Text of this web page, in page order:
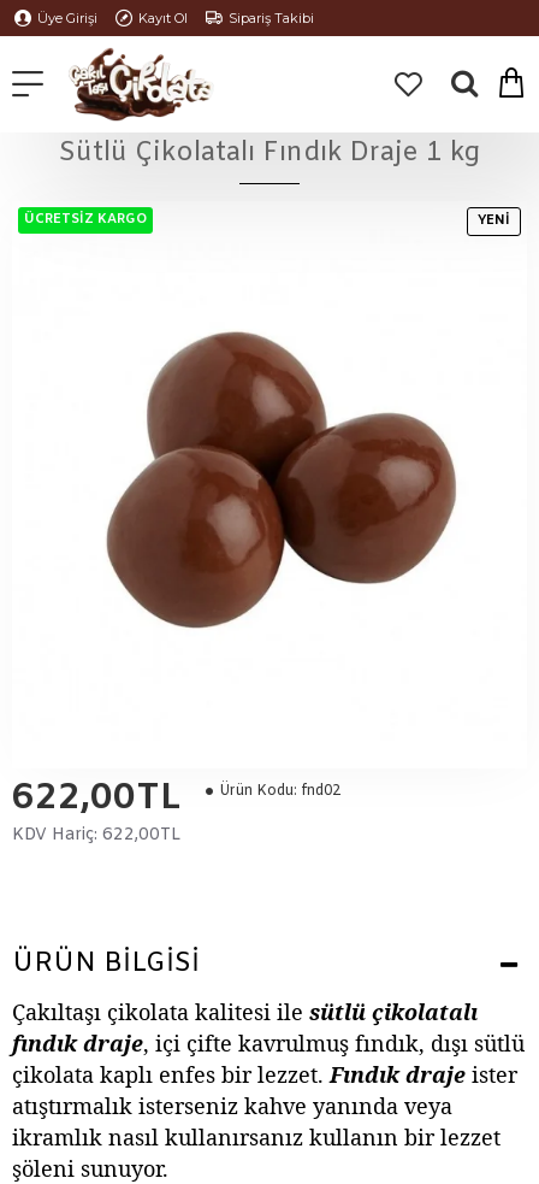
Üye Girişi Kayıt Ol Sipariş Takibi
Sütlü Çikolatalı Fındık Draje 1 kg
YENI
ÜCRETSIZ KARGO
622,00TL
KDV Hariç: 622,00TL
Ürün Kodu: fnd02
ÜRÜN BILGISI
Çakıltaşı çikolata kalitesi ile sütlü çikolatalı
fındık draje, içi çifte kavrulmuş fındık, dışı sütlü
çikolata kaplı enfes bir lezzet. Fındık draje ister
atıştırmalık isterseniz kahve yanında veya
ikramlık nasıl kullanırsanız kullanın bir lezzet
şöleni sunuyor.